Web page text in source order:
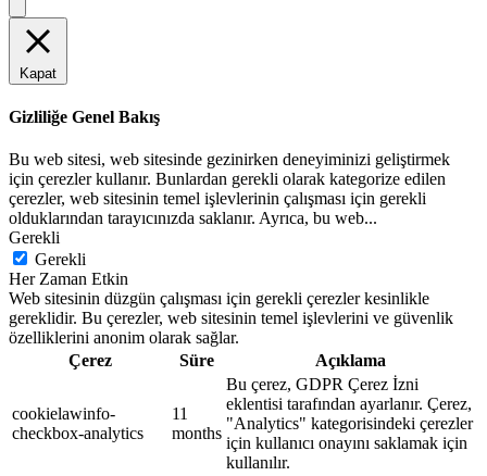
Kapat
Gizliliğe Genel Bakış
Bu web sitesi, web sitesinde gezinirken deneyiminizi geliştirmek
için çerezler kullanır. Bunlardan gerekli olarak kategorize edilen
çerezler, web sitesinin temel işlevlerinin çalışması için gerekli
olduklarından tarayıcınızda saklanır. Ayrıca, bu web...
Gerekli
Gerekli
Her Zaman Etkin
Web sitesinin düzgün çalışması için gerekli çerezler kesinlikle
gereklidir. Bu çerezler, web sitesinin temel işlevlerini ve güvenlik
özelliklerini anonim olarak sağlar.
Çerez
Süre Açıklama
cookielawinfo-
checkbox-analytics
11
months
Bu çerez, GDPR Çerez İzni
eklentisi tarafından ayarlanır. Çerez,
"Analytics" kategorisindeki çerezler
için kullanıcı onayını saklamak için
kullanılır.